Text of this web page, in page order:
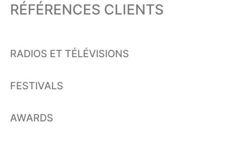
RÉFÉRENCES CLIENTS
RADIOS ET TÉLÉVISIONS
FESTIVALS
AWARDS